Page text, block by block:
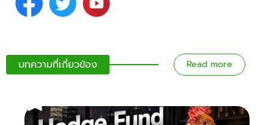
บทความที่เกี่ยวข้อง Read more